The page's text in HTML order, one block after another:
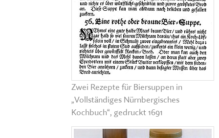
Zwei Rezepte für Biersuppen in
„Vollständiges Nürnbergisches
Kochbuch“, gedruckt 1691